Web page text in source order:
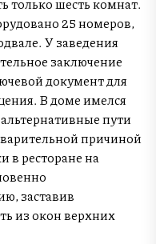
25 номеров,
У заведения
заключение
документ для
В доме имелся
пути
причиной
в ресторане на
заставив
из окон верхних